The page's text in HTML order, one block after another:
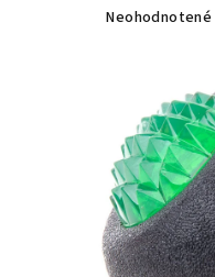
Priemerné
hviezdičiek.
Neohodnotené